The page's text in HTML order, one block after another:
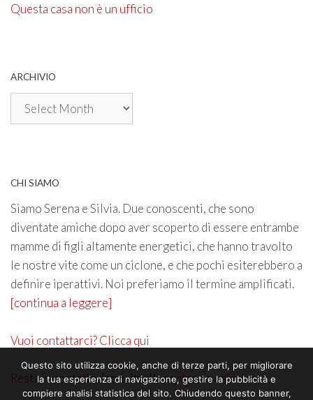
Questa casa non è un ufficio
ARCHIVIO
Archivio
CHI SIAMO
Siamo Serena e Silvia. Due conoscenti, che sono
diventate amiche dopo aver scoperto di essere entrambe
mamme di figli altamente energetici, che hanno travolto
le nostre vite come un ciclone, e che pochi esiterebbero a
definire iperattivi. Noi preferiamo il termine amplificati.
[continua a leggere]
Vuoi contattarci? Clicca qui
Resta in contatto. Iscriviti alla nostra newsletter
Questo sito utilizza cookie, anche di terze parti, per migliorare
la tua esperienza di navigazione, gestire la pubblicità e
compiere analisi statistica del sito. Chiudendo questo banner,